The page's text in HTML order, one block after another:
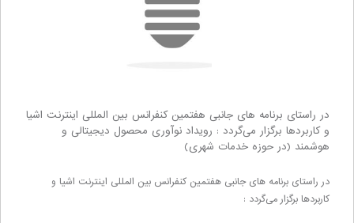
در راستای برنامه های جانبی هفتمین کنفرانس بین المللی اینترنت اشیا
و کاربردها برگزار می‌گردد : رویداد نوآوری محصول دیجیتالی و
هوشمند (در حوزه خدمات شهری)
در راستای برنامه های جانبی هفتمین کنفرانس بین المللی اینترنت اشیا و
کاربردها برگزار میگردد :